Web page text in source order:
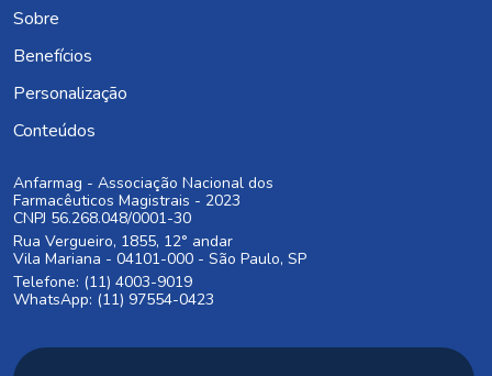
Sobre
Benefícios
Personalização
Conteúdos
Anfarmag - Associação Nacional dos
Farmacêuticos Magistrais - 2023
CNPJ 56.268.048/0001-30
Rua Vergueiro, 1855, 12° andar
Vila Mariana - 04101-000 - São Paulo, SP
Telefone: (11) 4003-9019
WhatsApp: (11) 97554-0423